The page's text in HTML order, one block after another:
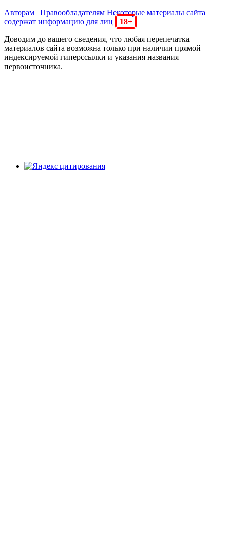
Авторам | Правообладателям Некоторые материалы сайта
содержат информацию для лиц
18+
Доводим до вашего сведения, что любая перепечатка
материалов сайта возможна только при наличии прямой
индексируемой гиперссылки и указания названия
первоисточника.